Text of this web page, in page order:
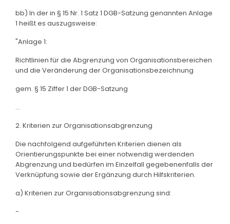
bb) In der in § 15 Nr. 1 Satz 1 DGB-Satzung genannten Anlage
1 heißt es auszugsweise:
"Anlage 1:
Richtlinien für die Abgrenzung von Organisationsbereichen
und die Veränderung der Organisationsbezeichnung
gem. § 15 Ziffer 1 der DGB-Satzung
...
2. Kriterien zur Organisationsabgrenzung
Die nachfolgend aufgeführten Kriterien dienen als
Orientierungspunkte bei einer notwendig werdenden
Abgrenzung und bedürfen im Einzelfall gegebenenfalls der
Verknüpfung sowie der Ergänzung durch Hilfskriterien.
a) Kriterien zur Organisationsabgrenzung sind:
-